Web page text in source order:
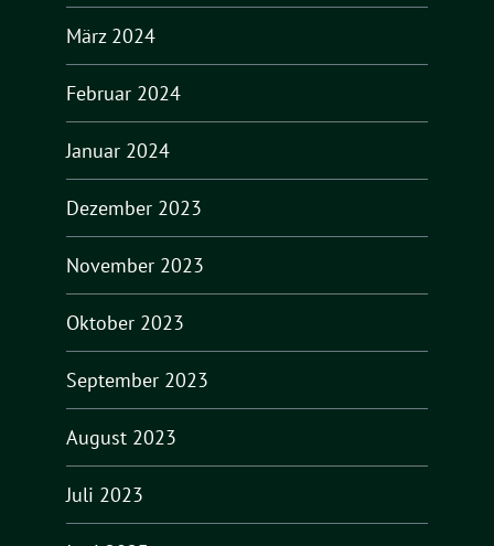
März 2024
Februar 2024
Januar 2024
Dezember 2023
November 2023
Oktober 2023
September 2023
August 2023
Juli 2023